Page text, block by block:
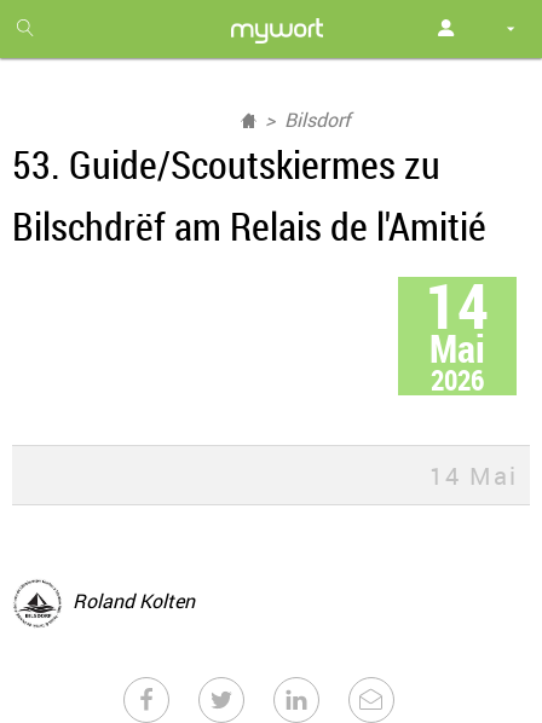
month
free
Bilsdorf
53. Guide/Scoutskiermes zu
Bilschdrëf am Relais de l'Amitié
14
Mai
2026
14 Mai
Roland Kolten